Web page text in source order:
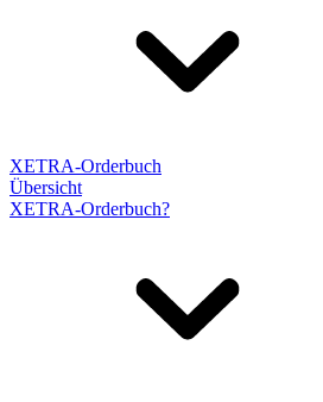
XETRA-Orderbuch
Übersicht
XETRA-Orderbuch?